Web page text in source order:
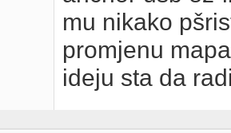
mu nikako
promjenu
ideju sta da